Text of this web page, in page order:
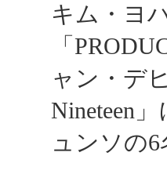
キム・ヨ
「
ャン・デ
Nineteen
ュンソの